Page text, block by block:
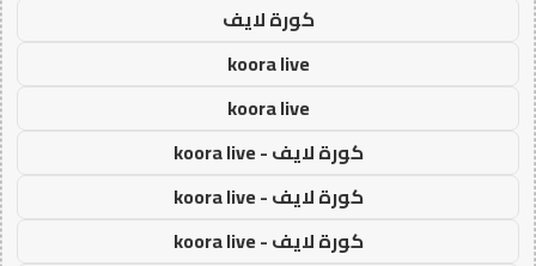
كورة لايف
koora live
koora live
كورة لايف - koora live
كورة لايف - koora live
كورة لايف - koora live